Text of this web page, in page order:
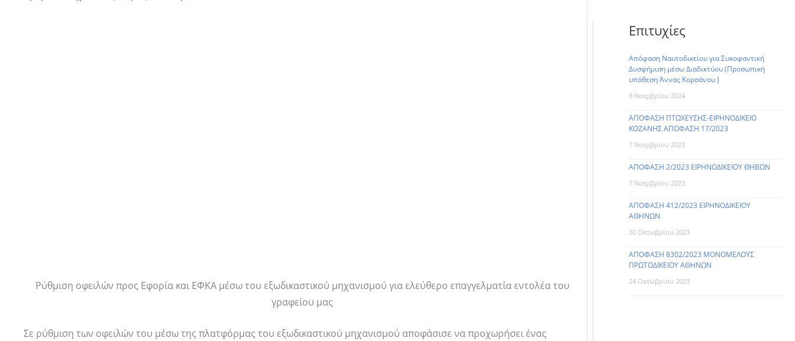
Ρύθμιση οφειλών προς Εφορία και ΕΦΚΑ μέσω του εξωδικαστικού μηχανισμού για ελεύθερο επαγγελματία εντολέα του
γραφείου μας
Σε ρύθμιση των οφειλών του μέσω της πλατφόρμας του εξωδικαστικού μηχανισμού αποφάσισε να προχωρήσει ένας
Επιτυχίες
Απόφαση Ναυτοδικείου για Συκοφαντική
Δυσφήμιση μέσω Διαδικτύου (Προσωπική
υπόθεση Άννας Κορσάνου )
8 Νοεμβρίου 2024
ΑΠΟΦΑΣΗ ΠΤΩΧΕΥΣΗΣ-ΕΙΡΗΝΟΔΙΚΕΙΟ
ΚΟΖΑΝΗΣ ΑΠΟΦΑΣΗ 17/2023
7 Νοεμβρίου 2023
ΑΠΟΦΑΣΗ 2/2023 ΕΙΡΗΝΟΔΙΚΕΙΟΥ ΘΗΒΩΝ
7 Νοεμβρίου 2023
ΑΠΟΦΑΣΗ 412/2023 ΕΙΡΗΝΟΔΙΚΕΙΟΥ
ΑΘΗΝΩΝ
30 Οκτωβρίου 2023
ΑΠΟΦΑΣΗ 8302/2023 ΜΟΝΟΜΕΛΟΥΣ
ΠΡΩΤΟΔΙΚΕΙΟΥ ΑΘΗΝΩΝ
24 Οκτωβρίου 2023